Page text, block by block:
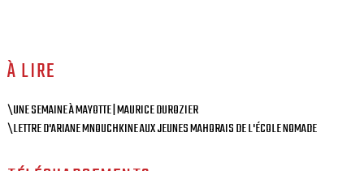
À LIRE
\UNE SEMAINE À MAYOTTE | MAURICE DUROZIER
\LETTRE D'ARIANE MNOUCHKINE AUX JEUNES MAHORAIS DE L'ÉCOLE NOMADE